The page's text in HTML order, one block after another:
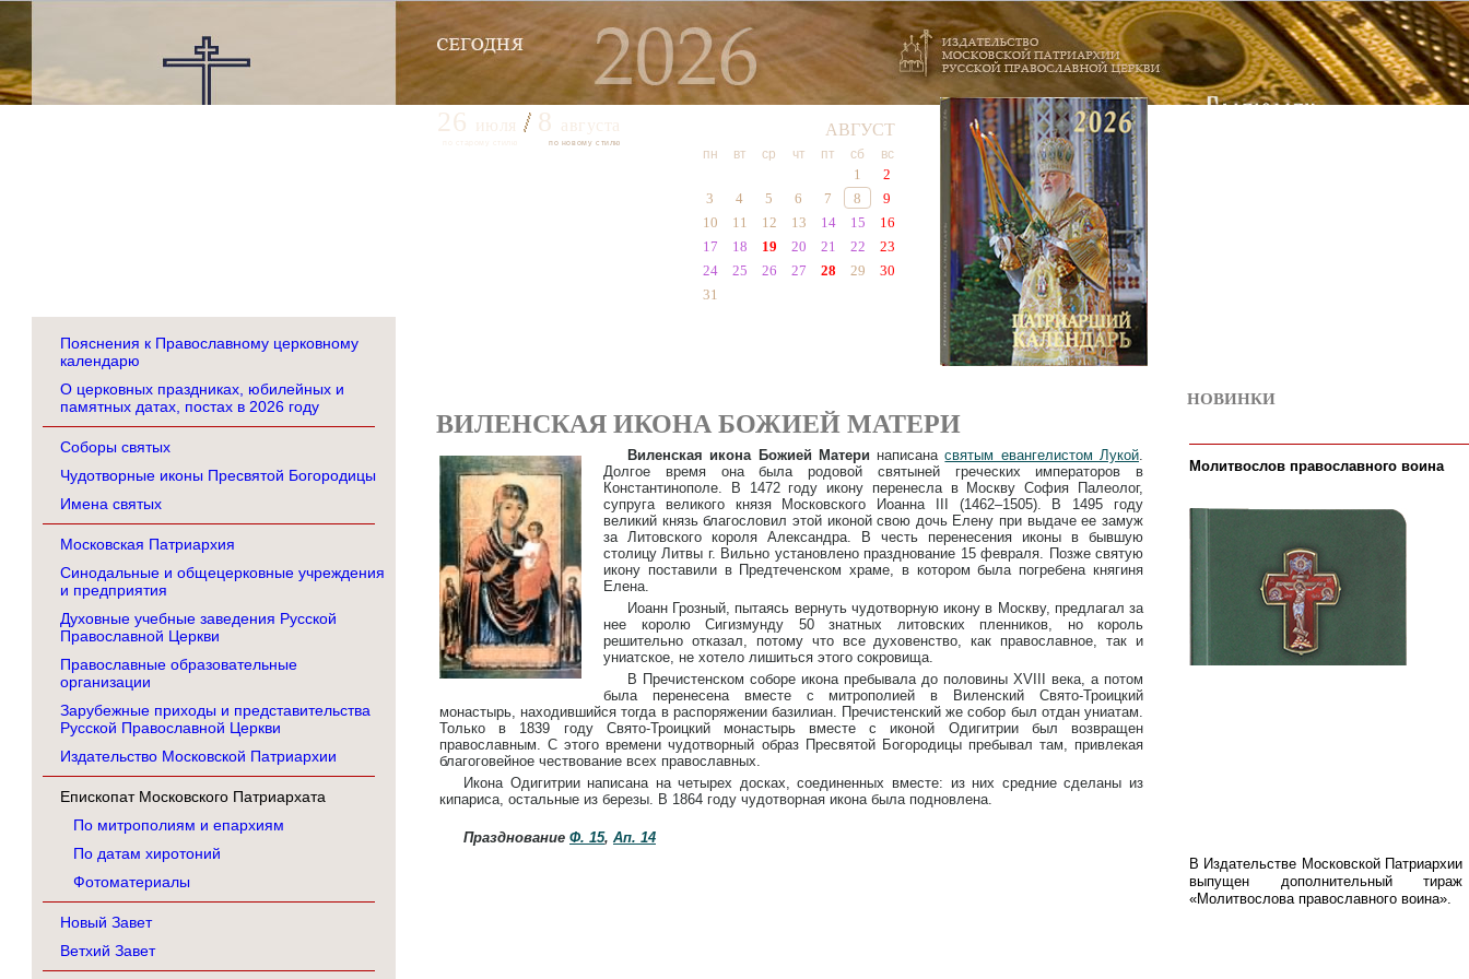
Пояснения к Православному церковному
календарю
О церковных праздниках, юбилейных и
памятных датах, постах в 2026 году
Соборы святых
Чудотворные иконы Пресвятой Богородицы
Имена святых
Московская Патриархия
Синодальные и общецерковные учреждения
и предприятия
Духовные учебные заведения Русской
Православной Церкви
Православные образовательные
организации
Зарубежные приходы и представительства
Русской Православной Церкви
Издательство Московской Патриархии
Епископат Московского Патриархата
По митрополиям и епархиям
По датам хиротоний
Фотоматериалы
Новый Завет
Ветхий Завет
ВИЛЕНСКАЯ ИКОНА БОЖИЕЙ МАТЕРИ
Виленская икона Божией Матери написанасвятым евангелистом Лукой.
Долгое время она была родовой святыней греческих императоров в
Константинополе. В 1472 году икону перенесла в Москву София Палеолог,
супруга великого князя Московского Иоанна III (1462–1505). В 1495 году
великий князь благословил этой иконой свою дочь Елену при выдаче ее замуж
за Литовского короля Александра. В честь перенесения иконы в бывшую
столицу Литвы г. Вильно установлено празднование 15 февраля. Позже святую
икону поставили в Предтеченском храме, в котором была погребена княгиня
Елена.
Иоанн Грозный, пытаясь вернуть чудотворную икону в Москву, предлагал за
нее королю Сигизмунду 50 знатных литовских пленников, но король
решительно отказал, потому что все духовенство, как православное, так и
униатское, не хотело лишиться этого сокровища.
В Пречистенском соборе икона пребывала до половины XVIII века, а потом
была перенесена вместе с митрополией в Виленский Свято-Троицкий
монастырь, находившийся тогда в распоряжении базилиан. Пречистенский же собор был отдан униатам.
Только в 1839 году Свято-Троицкий монастырь вместе с иконой Одигитрии был возвращен
православным. С этого времени чудотворный образ Пресвятой Богородицы пребывал там, привлекая
благоговейное чествование всех православных.
Икона Одигитрии написана на четырех досках, соединенных вместе: из них средние сделаны из
кипариса, остальные из березы. В 1864 году чудотворная икона была подновлена.
Празднование Ф. 15, Ап. 14
НОВИНКИ
Молитвослов православного воина
В Издательстве Московской Патриархии
выпущен дополнительный тираж
«Молитвослова православного воина».
АВГУСТ
пн вт ср чт пт сб вс
1
2
3
4 5 6 7 8
9
10
11 12 13 14 15
16
17
18 19 20 21 22
23
24
25 26 27 28 29
30
31
26 июля 8 августа
по старому стилю по новому стилю